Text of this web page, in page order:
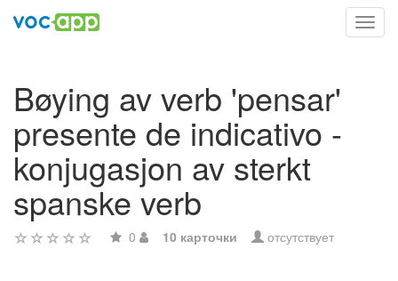
Bøying av verb 'pensar'
presente de indicativo -
konjugasjon av sterkt
spanske verb
0 10 карточки отсутствует